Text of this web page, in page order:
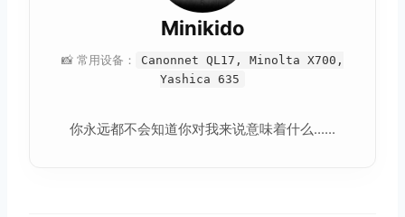
Minikido
📸 常用设备：
Canonnet QL17, Minolta X700,
Yashica 635
你永远都不会知道你对我来说意味着什么......